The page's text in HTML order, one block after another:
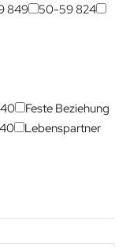
849 50-59824
Feste Beziehung
Lebenspartner